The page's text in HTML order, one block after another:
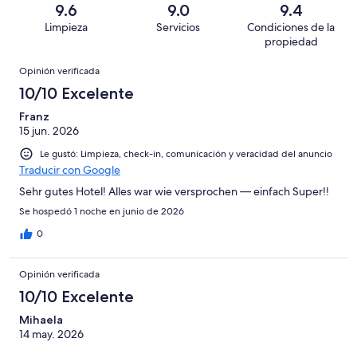
opiniones
92
opiniones
Basada
de
92
opiniones
Terrible.
en
de
92
opiniones
9.6
Limpieza
9.0
Servicios
9.4
Condiciones de la
propiedad
Opiniones
Opinión verificada
10/10 Excelente
Franz
15 jun. 2026
Le gustó: Limpieza, check-in, comunicación y veracidad del anuncio
Traducir con Google
Sehr gutes Hotel! Alles war wie versprochen — einfach Super!!
Se hospedó 1 noche en junio de 2026
0
Opinión verificada
10/10 Excelente
Mihaela
14 may. 2026